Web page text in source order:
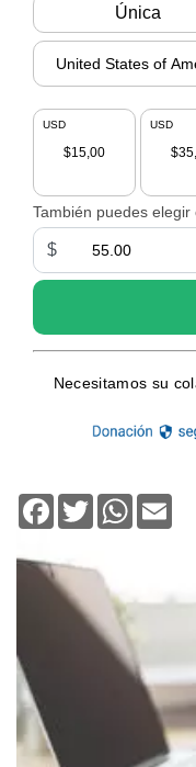
Facebook
TwitterWhatsApp